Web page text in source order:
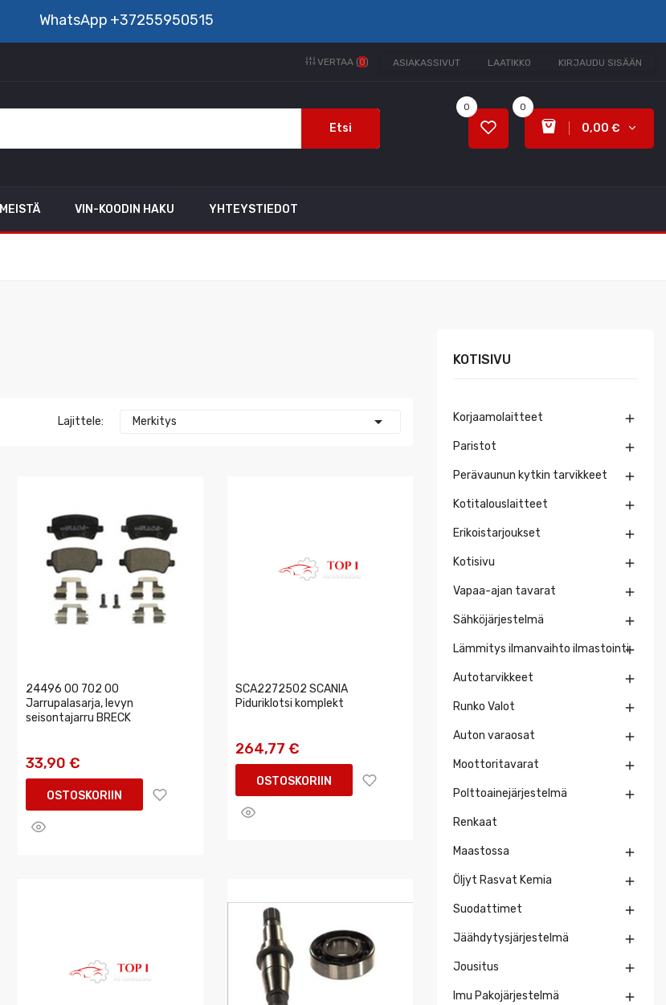
WhatsApp +37255950515
ASIAKASSIVUT LAATIKKO KIRJAUDU SISÄÄN
VERTAA (0)
Etsi
0
0,00 €
0
MEISTÄ VIN-KOODIN HAKU YHTEYSTIEDOT
Lajittele: Merkitys 
24496 00 702 00
Jarrupalasarja, levyn
seisontajarru BRECK
33,90 €
OSTOSKORIIN
SCA2272502 SCANIA
Piduriklotsi komplekt
264,77 €
OSTOSKORIIN
KOTISIVU
Korjaamolaitteet 
Paristot 
Perävaunun kytkin tarvikkeet 
Kotitalouslaitteet 
Erikoistarjoukset 
Kotisivu 
Vapaa-ajan tavarat 
Sähköjärjestelmä 
Lämmitys ilmanvaihto ilmastointi
Autotarvikkeet 
Runko Valot 
Auton varaosat 
Moottoritavarat 
Polttoainejärjestelmä 
Renkaat
Maastossa 
Öljyt Rasvat Kemia 
Suodattimet 
Jäähdytysjärjestelmä 
Jousitus 
Imu Pakojärjestelmä 